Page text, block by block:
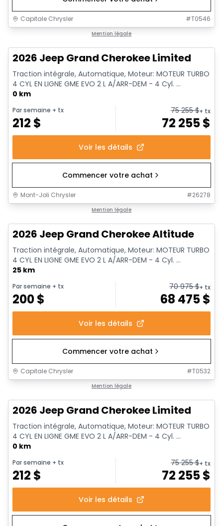
Capitale Chrysler #T0546
Mention légale
2026 Jeep Grand Cherokee Limited
Traction intégrale, Automatique, Moteur: MOTEUR TURBO
4 CYL EN LIGNE GME EVO 2 L A/ARR-DEM - 4 Cyl. ...
0 km
Par semaine + tx
212 $
75 255$+ tx
72 255$
Voir les détails
Commencer votre achat
Mont-Joli Chrysler #26278
Mention légale
2026 Jeep Grand Cherokee Altitude
Traction intégrale, Automatique, Moteur: MOTEUR TURBO
4 CYL EN LIGNE GME EVO 2 L A/ARR-DEM - 4 Cyl. ...
25 km
Par semaine + tx
200$
70 975$+ tx
68 475$
Voir les détails
Commencer votre achat
Capitale Chrysler #T0532
Mention légale
2026 Jeep Grand Cherokee Limited
Traction intégrale, Automatique, Moteur: MOTEUR TURBO
4 CYL EN LIGNE GME EVO 2 L A/ARR-DEM - 4 Cyl. ...
0 km
Par semaine + tx
212 $
75 255$+ tx
72 255$
Voir les détails